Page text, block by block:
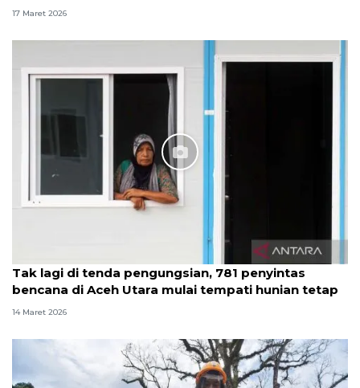
17 Maret 2026
Tak lagi di tenda pengungsian, 781 penyintas
bencana di Aceh Utara mulai tempati hunian tetap
14 Maret 2026